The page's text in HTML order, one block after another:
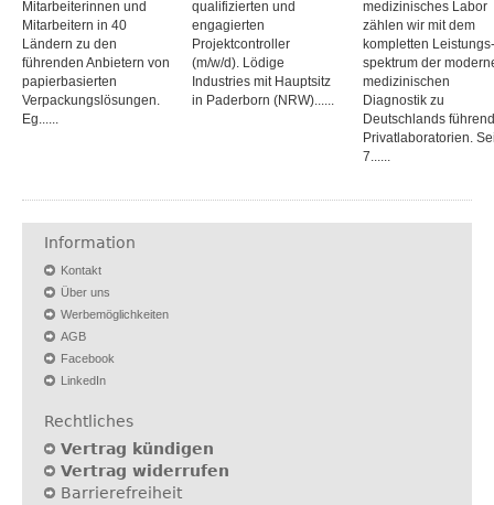
Mitarbeiter­innen und
Mitarbeitern in 40
Ländern zu den
führenden Anbietern von
papier­basierten
Verpackungs­lösungen.
Eg......
qualifizierten und
engagierten
Projektcontroller
(m/w/d). Lödige
Industries mit Hauptsitz
in Paderborn (NRW)......
medizinisches Labor
zählen wir mit dem
kompletten Leistungs­
spektrum der
medizinischen
Diagnostik zu
Deutschlands
Privat­laboratorien.
7......
Information
Kontakt
Über uns
Werbemöglichkeiten
AGB
Facebook
LinkedIn
Rechtliches
Vertrag kündigen
Vertrag widerrufen
Barrierefreiheit